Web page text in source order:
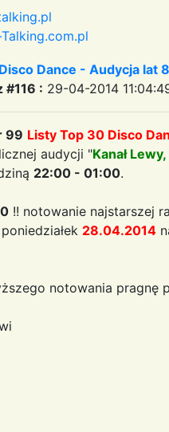
Dance - Audycja lat
#116 : 29-04-2014
99 Listy Top 30 Disco
audycji "Kanał
22:00 - 01:00.
!! notowanie najstarszej
28.04.2014
notowania pragnę